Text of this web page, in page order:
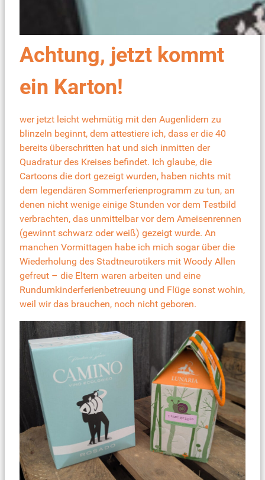
Achtung, jetzt kommt
ein Karton!
wer jetzt leicht wehmütig mit den Augenlidern zu
blinzeln beginnt, dem attestiere ich, dass er die 40
bereits überschritten hat und sich inmitten der
Quadratur des Kreises befindet. Ich glaube, die
Cartoons die dort gezeigt wurden, haben nichts mit
dem legendären Sommerferienprogramm zu tun, an
denen nicht wenige einige Stunden vor dem Testbild
verbrachten, das unmittelbar vor dem Ameisenrennen
(gewinnt schwarz oder weiß) gezeigt wurde. An
manchen Vormittagen habe ich mich sogar über die
Wiederholung des Stadtneurotikers mit Woody Allen
gefreut – die Eltern waren arbeiten und eine
Rundumkinderferienbetreuung und Flüge sonst wohin,
weil wir das brauchen, noch nicht geboren.